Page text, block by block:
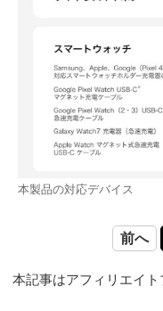
本製品の対応デバイス
前へ
本記事はアフィリエイ